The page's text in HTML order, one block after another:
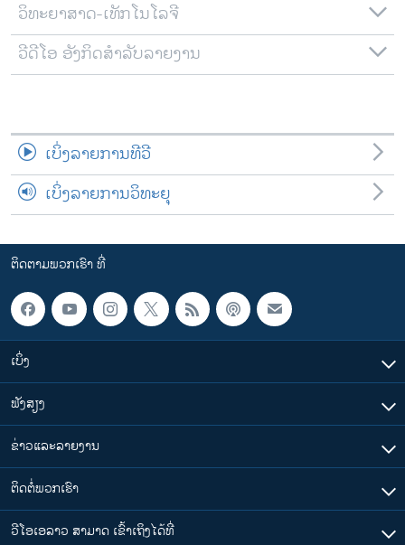
ພາສາຕ່າງໆ
ວິທະຍາສາດ-ເທັກໂນໂລຈີ
ວີດີໂອ ອັງກິດສຳລັບລາຍງານ
ເບິ່ງລາຍການທີວີ
ເບິ່ງລາຍການວິທະຍຸ
ຕິດຕາມພວກເຮົາ ທີ່
ເບິ່ງ
ຟັງສຽງ
ຂ່າວແລະລາຍງານ
ຕິດຕໍ່ພວກເຮົາ
ວີໂອເອລາວ ສາມາດ ເຂົ້າເຖິງໄດ້ທີ່